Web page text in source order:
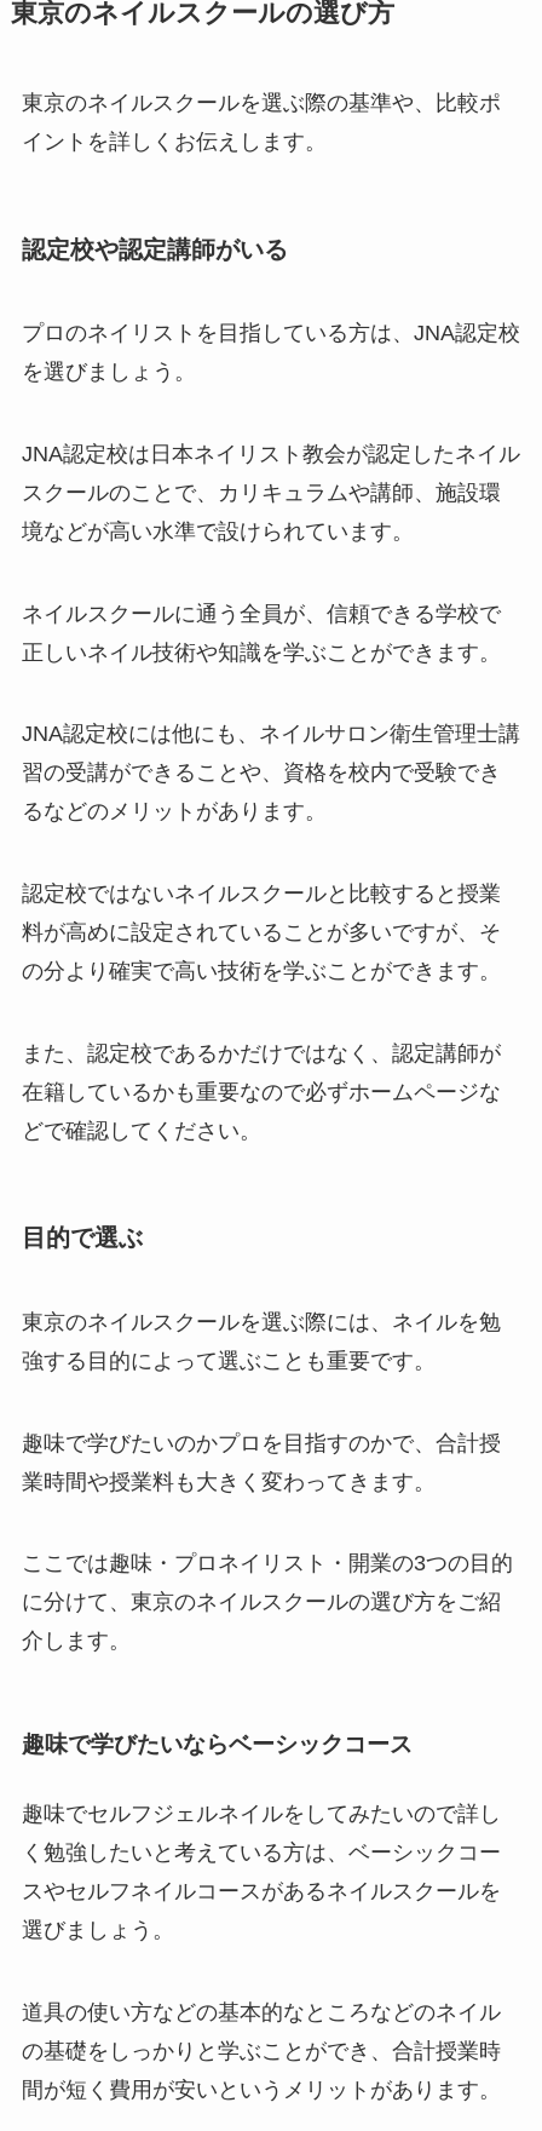
東京のネイルスクールの選び方
東京のネイルスクールを選ぶ際の基準や、比較ポ
イントを詳しくお伝えします。
認定校や認定講師がいる
プロのネイリストを目指している方は、JNA認定校
を選びましょう。
JNA認定校は日本ネイリスト教会が認定したネイル
スクールのことで、カリキュラムや講師、施設環
境などが高い水準で設けられています。
ネイルスクールに通う全員が、信頼できる学校で
正しいネイル技術や知識を学ぶことができます。
JNA認定校には他にも、ネイルサロン衛生管理士講
習の受講ができることや、資格を校内で受験でき
るなどのメリットがあります。
認定校ではないネイルスクールと比較すると授業
料が高めに設定されていることが多いですが、そ
の分より確実で高い技術を学ぶことができます。
また、認定校であるかだけではなく、認定講師が
在籍しているかも重要なので必ずホームページな
どで確認してください。
目的で選ぶ
東京のネイルスクールを選ぶ際には、ネイルを勉
強する目的によって選ぶことも重要です。
趣味で学びたいのかプロを目指すのかで、合計授
業時間や授業料も大きく変わってきます。
ここでは趣味・プロネイリスト・開業の3つの目的
に分けて、東京のネイルスクールの選び方をご紹
介します。
趣味で学びたいならベーシックコース
趣味でセルフジェルネイルをしてみたいので詳し
く勉強したいと考えている方は、ベーシックコー
スやセルフネイルコースがあるネイルスクールを
選びましょう。
道具の使い方などの基本的なところなどのネイル
の基礎をしっかりと学ぶことができ、合計授業時
間が短く費用が安いというメリットがあります。